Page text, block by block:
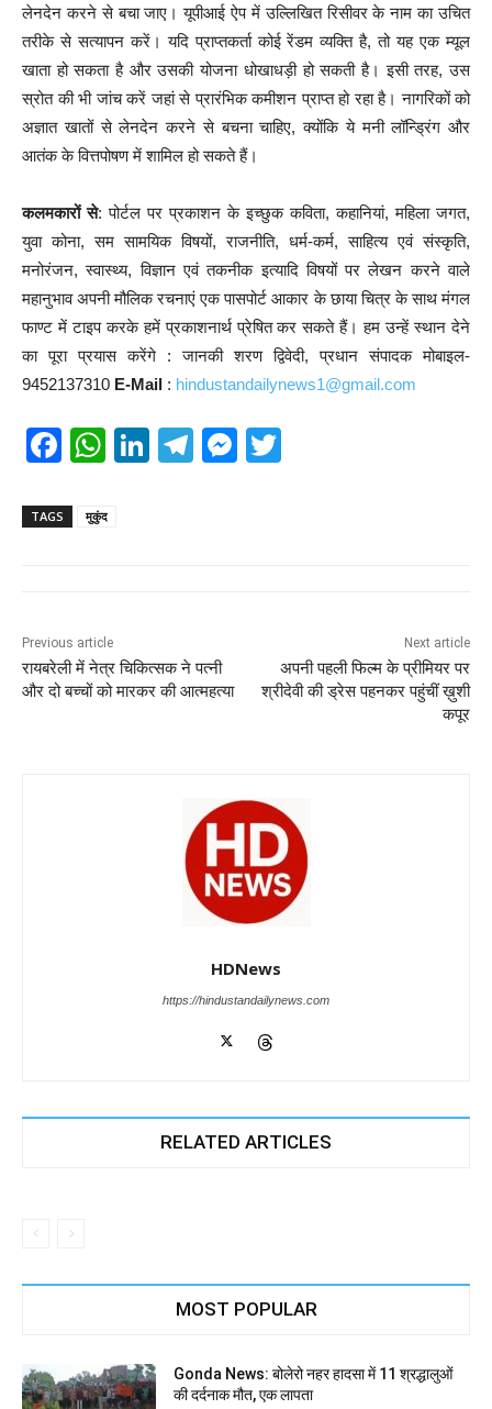
लेनदेन करने से बचा जाए। यूपीआई ऐप में उल्लिखित रिसीवर के नाम का उचित
तरीके से सत्यापन करें। यदि प्राप्तकर्ता कोई रेंडम व्यक्ति है, तो यह एक म्यूल
खाता हो सकता है और उसकी योजना धोखाधड़ी हो सकती है। इसी तरह, उस
स्रोत की भी जांच करें जहां से प्रारंभिक कमीशन प्राप्त हो रहा है। नागरिकों को
अज्ञात खातों से लेनदेन करने से बचना चाहिए, क्योंकि ये मनी लॉन्ड्रिंग और
आतंक के वित्तपोषण में शामिल हो सकते हैं।
कलमकारों से: पोर्टल पर प्रकाशन के इच्छुक कविता, कहानियां, महिला जगत,
युवा कोना, सम सामयिक विषयों, राजनीति, धर्म-कर्म, साहित्य एवं संस्कृति,
मनोरंजन, स्वास्थ्य, विज्ञान एवं तकनीक इत्यादि विषयों पर लेखन करने वाले
महानुभाव अपनी मौलिक रचनाएं एक पासपोर्ट आकार के छाया चित्र के साथ मंगल
फाण्ट में टाइप करके हमें प्रकाशनार्थ प्रेषित कर सकते हैं। हम उन्हें स्थान देने
का पूरा प्रयास करेंगे : जानकी शरण द्विवेदी, प्रधान संपादक मोबाइल-
9452137310 E-Mail : hindustandailynews1@gmail.com
F
c
o
k
W
at
p
Li
T
M
TAGS मुकुंद
Previous article
रायबरेली में नेत्र चिकित्सक ने पत्नी
और दो बच्चों को मारकर की आत्महत्या
Next article
अपनी पहली फिल्म के प्रीमियर पर
श्रीदेवी की ड्रेस पहनकर पहुंचीं ख़ुशी
कपूर
HDNews
https://hindustandailynews.com
RELATED ARTICLES
MOST POPULAR
Gonda News: बोलेरो नहर हादसा में 11 श्रद्धालुओं
की दर्दनाक मौत, एक लापता